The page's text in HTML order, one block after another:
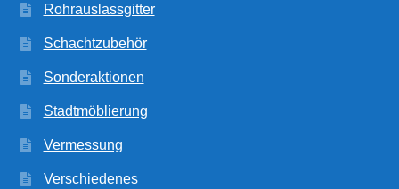
Rohrauslassgitter
Schachtzubehör
Sonderaktionen
Stadtmöblierung
Vermessung
Verschiedenes